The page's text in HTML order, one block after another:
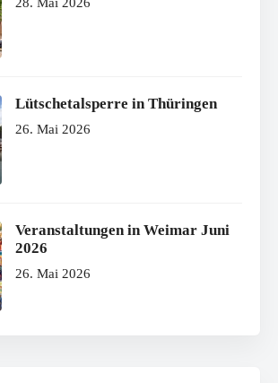
28. Mai 2026
Lütschetalsperre in Thüringen
26. Mai 2026
Veranstaltungen in Weimar Juni
2026
26. Mai 2026